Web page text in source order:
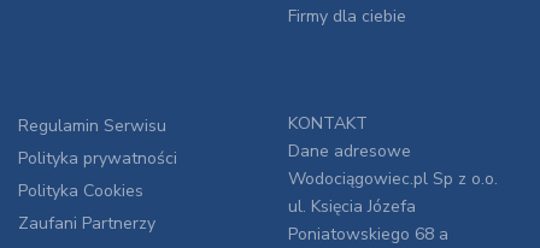
Firmy dla ciebie
Regulamin Serwisu
Polityka prywatności
Polityka Cookies
Zaufani Partnerzy
KONTAKT
Dane adresowe
Wodociągowiec.pl Sp z o.o.
ul. Księcia Józefa
Poniatowskiego 68 a